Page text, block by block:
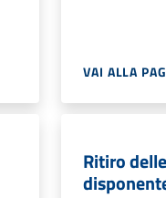
VAI ALLA
Ritiro